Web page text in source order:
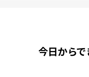
今日から